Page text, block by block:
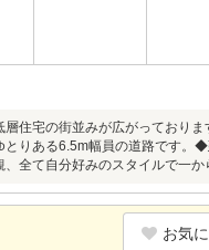
住宅の街並みが広がっており
りある6.5m幅員の道路です。
全て自分好みのスタイルで一か
お気